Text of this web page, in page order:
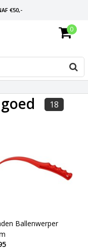
€50,-
BEDENKTIJD
0
18
Ballenwerper